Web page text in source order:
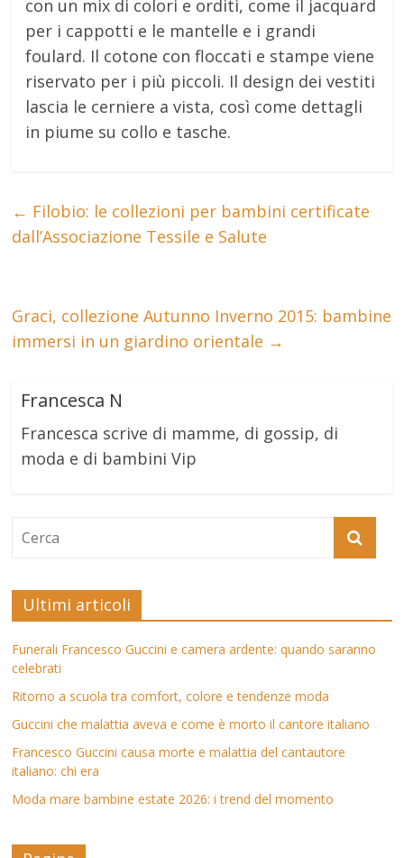
con un mix di colori e orditi, come il jacquard
per i cappotti e le mantelle e i grandi
foulard. Il cotone con floccati e stampe viene
riservato per i più piccoli. Il design dei vestiti
lascia le cerniere a vista, così come dettagli
in piume su collo e tasche.
← Filobio: le collezioni per bambini certificate
dall’Associazione Tessile e Salute
Graci, collezione Autunno Inverno 2015: bambine
immersi in un giardino orientale →
Francesca N
Francesca scrive di mamme, di gossip, di
moda e di bambini Vip
Ultimi articoli
Funerali Francesco Guccini e camera ardente: quando saranno
celebrati
Ritorno a scuola tra comfort, colore e tendenze moda
Guccini che malattia aveva e come è morto il cantore italiano
Francesco Guccini causa morte e malattia del cantautore
italiano: chi era
Moda mare bambine estate 2026: i trend del momento